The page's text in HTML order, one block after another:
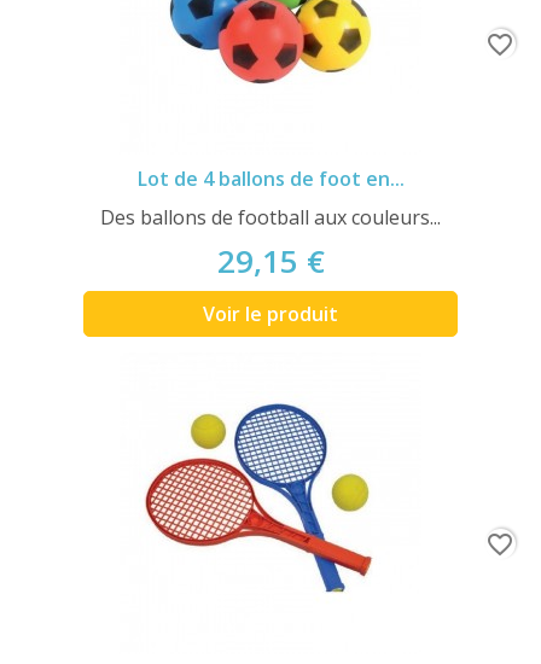
Lot de 4 ballons de foot en...
Des ballons de football aux couleurs...
29,15 €
Voir le produit
favorite_border
favorite_border